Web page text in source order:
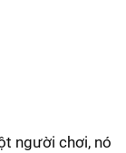
người chơi, nó